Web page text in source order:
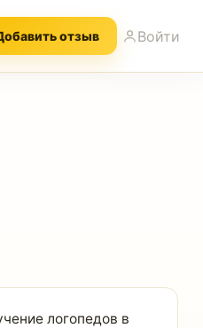
отзыв Войти
логопедов в